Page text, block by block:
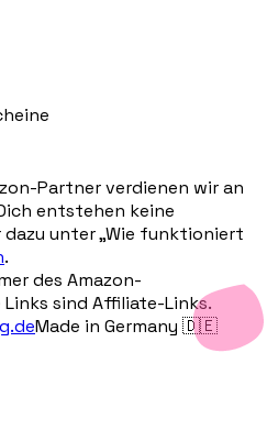
Partner verdienen wir an
entstehen keine
unter „Wie funktioniert
.
des Amazon-
sind Affiliate-Links.
Made in Germany 🇩🇪